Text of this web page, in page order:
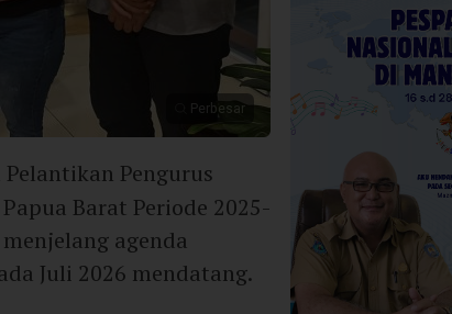
Perbesar
Pengurus
Barat Periode 2025-
agenda
Juli 2026 mendatang.